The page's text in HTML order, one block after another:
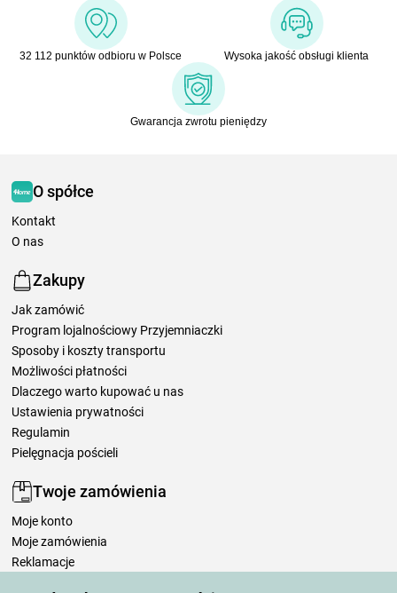
32 112 punktów odbioru w Polsce Wysoka jakość obsługi klienta
Gwarancja zwrotu pieniędzy
O spółce
Kontakt
O nas
Zakupy
Jak zamówić
Program lojalnościowy Przyjemniaczki
Sposoby i koszty transportu
Możliwości płatności
Dlaczego warto kupować u nas
Ustawienia prywatności
Regulamin
Pielęgnacja pościeli
Twoje zamówienia
Moje konto
Moje zamówienia
Reklamacje